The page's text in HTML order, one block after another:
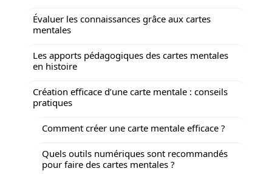
Évaluer les connaissances grâce aux cartes
mentales
Les apports pédagogiques des cartes mentales
en histoire
Création efficace d’une carte mentale : conseils
pratiques
Comment créer une carte mentale efficace ?
Quels outils numériques sont recommandés
pour faire des cartes mentales ?